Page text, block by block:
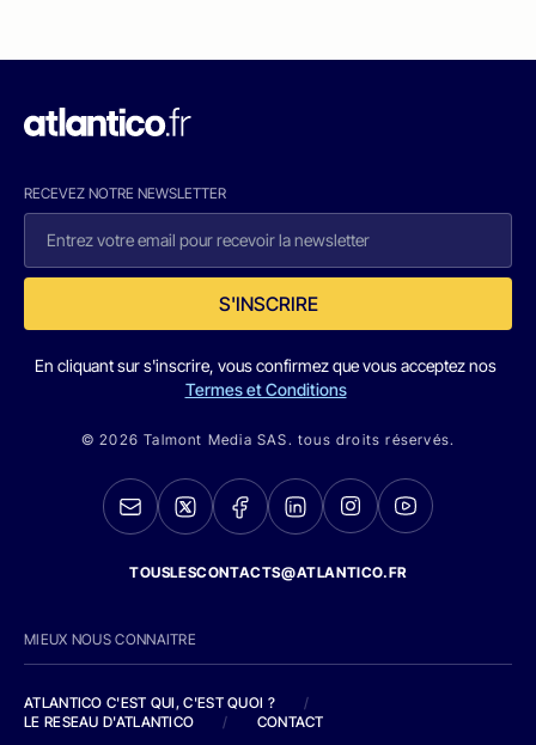
RECEVEZ NOTRE NEWSLETTER
S'INSCRIRE
En cliquant sur s'inscrire, vous confirmez que vous acceptez nos
Termes et Conditions
© 2026 Talmont Media SAS. tous droits réservés.
TOUSLESCONTACTS@ATLANTICO.FR
MIEUX NOUS CONNAITRE
ATLANTICO C'EST QUI, C'EST QUOI ?
/
LE RESEAU D'ATLANTICO
/ CONTACT